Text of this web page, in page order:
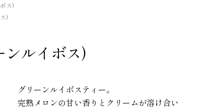
ス)
)
ルイボス)
グリーンルイボスティー。
完熟メロンの甘い香りとクリームが溶け合い